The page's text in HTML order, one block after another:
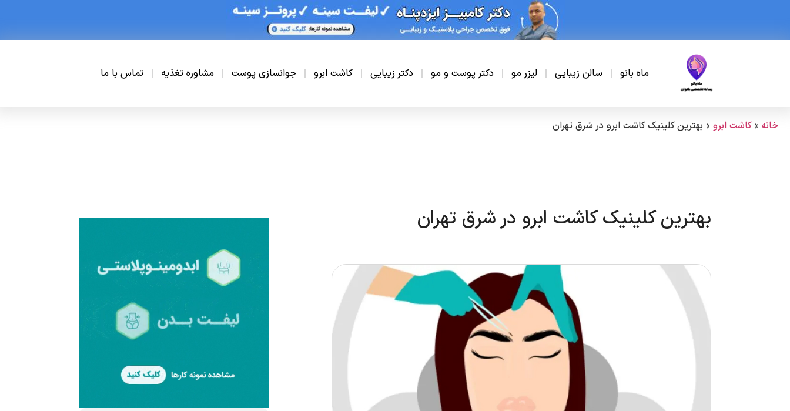
ماه بانو سالن زیبایی لیزر مو دکتر پوست و مو دکتر زیبایی کاشت ابرو جوانسازی پوست مشاوره تغذیه تماس با ما
خانه » کاشت ابرو » بهترین کلینیک کاشت ابرو در شرق تهران
بهترین کلینیک کاشت ابرو در شرق تهران